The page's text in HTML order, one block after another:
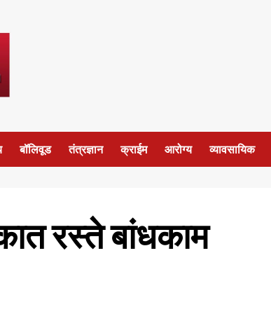
बॉलिवूड तंत्रज्ञान क्राईम आरोग्य व्यावसायिक
रस्ते बांधकाम